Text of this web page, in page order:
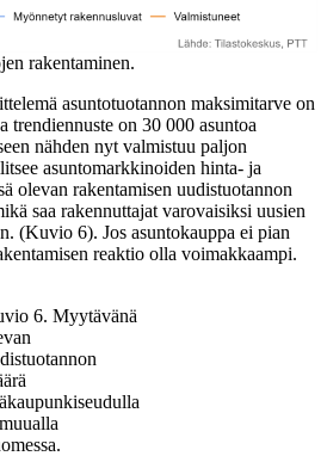
rakentaminen.
asuntotuotannon maksimitarve on
trendiennuste on 30 000 asuntoa
nähden nyt valmistuu paljon
asuntomarkkinoiden hinta- ja
olevan rakentamisen uudistuotannon
saa rakennuttajat varovaisiksi uusien
(Kuvio 6). Jos asuntokauppa ei pian
reaktio olla voimakkaampi.
6. Myytävänä